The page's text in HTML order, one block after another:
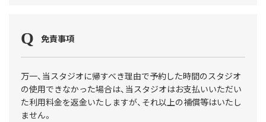
免責事項
万一、当スタジオに帰すべき理由で予約した時間のスタジオ
の使用できなかった場合は、当スタジオはお支払いいただい
た利用料金を返金いたしますが、それ以上の補償等はいたし
ません。